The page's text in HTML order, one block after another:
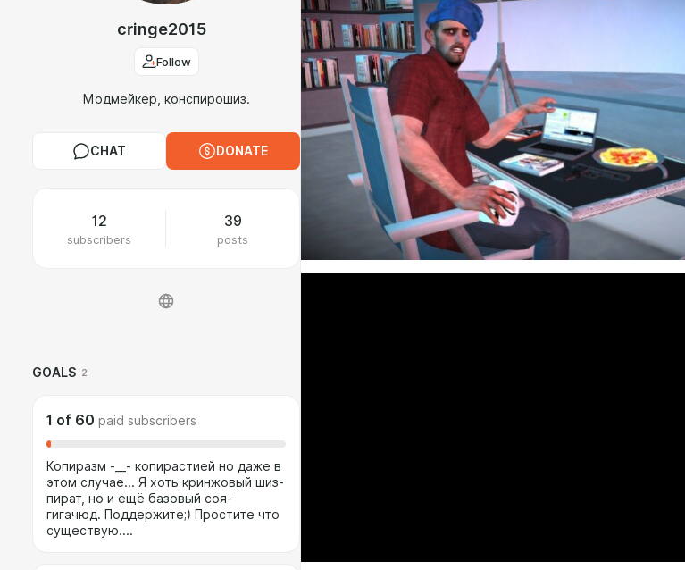
cringe2015
Follow
Модмейкер, конспирошиз.
CHAT DONATE
12
subscribers
39
posts
GOALS 2
1 of 60 paid subscribers
Копиразм -__- копирастией но даже в
этом случае... Я хоть кринжовый шиз-
пират, но и ещё базовый соя-
гигачюд. Поддержите;) Простите что
существую....